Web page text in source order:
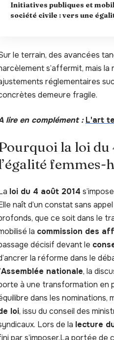
Initiatives publiques et
société civile : vers une
le terrain, des avancées
s’affermit, mais
réglementaires
demeure fragile.
lire en complément : L'art
la loi
femmes-
loi du 4 août 2014
naît d’un constat sans
que ce soit dans le
la commission des
décisif devant le
la réforme dans le
Assemblée nationale, la
à une transformation en
dans les nominations,
loi, issu du conseil des
Lors de la lecture
par s’imposer.La portée de